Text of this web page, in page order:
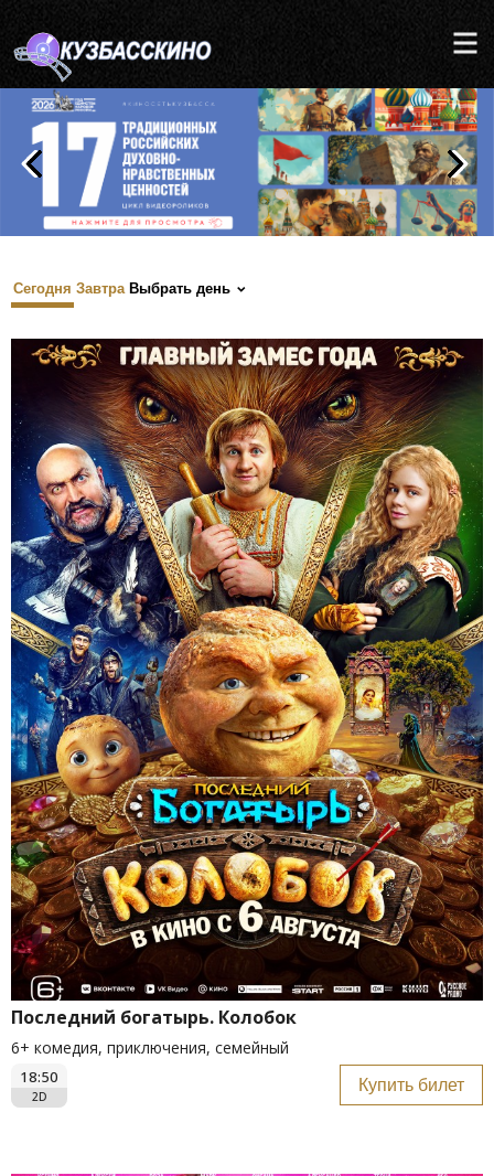
Сегодня Завтра Выбрать день
Последний богатырь. Колобок
6+ комедия, приключения, семейный
18:50
2D
Купить билет